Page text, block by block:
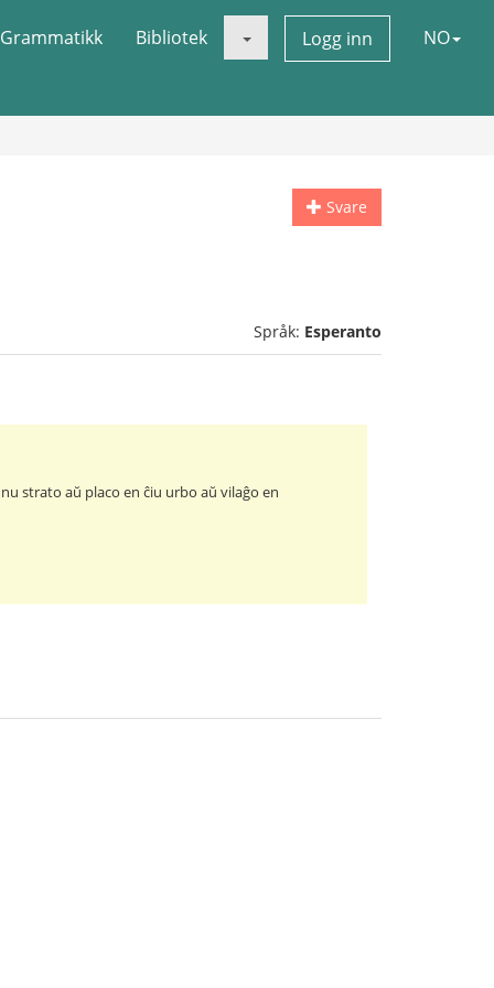
Grammatikk Bibliotek Logg inn NO
Svare
Språk: Esperanto
strato aŭ placo en ĉiu urbo aŭ vilaĝo en